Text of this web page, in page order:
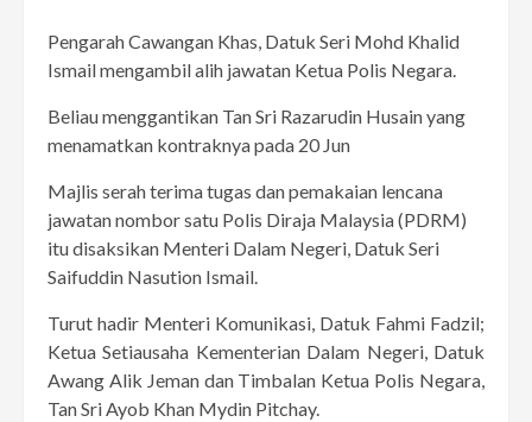
Pengarah Cawangan Khas, Datuk Seri Mohd Khalid
Ismail mengambil alih jawatan Ketua Polis Negara.
Beliau menggantikan Tan Sri Razarudin Husain yang
menamatkan kontraknya pada 20 Jun
Majlis serah terima tugas dan pemakaian lencana
jawatan nombor satu Polis Diraja Malaysia (PDRM)
itu disaksikan Menteri Dalam Negeri, Datuk Seri
Saifuddin Nasution Ismail.
Turut hadir Menteri Komunikasi, Datuk Fahmi Fadzil;
Ketua Setiausaha Kementerian Dalam Negeri, Datuk
Awang Alik Jeman dan Timbalan Ketua Polis Negara,
Tan Sri Ayob Khan Mydin Pitchay.